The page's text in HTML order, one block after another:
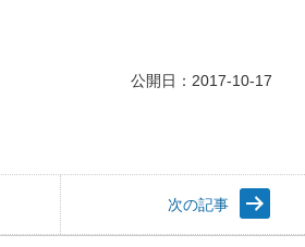
公開日：2017-10-17
次の記事